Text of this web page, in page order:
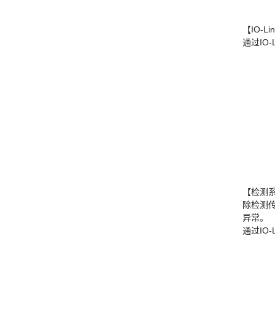
【IO-
通过IO-
【检测
除检测
异常。
通过IO-